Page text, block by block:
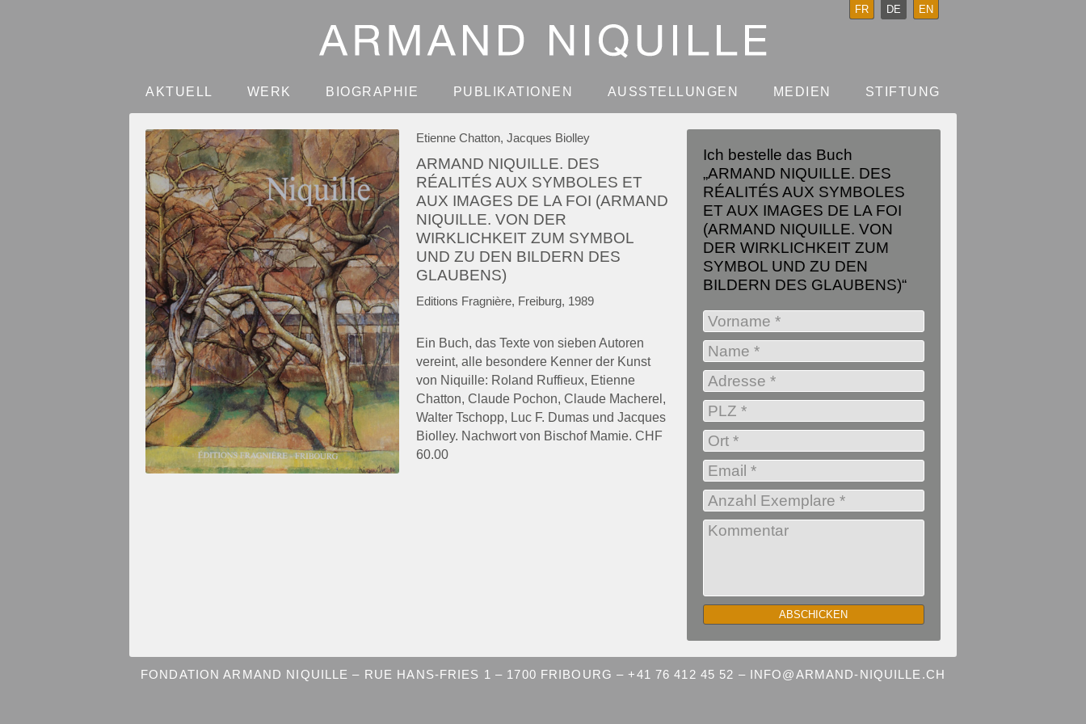
AKTUELL WERK BIOGRAPHIE PUBLIKATIONEN AUSSTELLUNGEN MEDIEN STIFTUNG
FR DE EN
Etienne Chatton, Jacques Biolley
ARMAND NIQUILLE. DES
RÉALITÉS AUX SYMBOLES ET
AUX IMAGES DE LA FOI (ARMAND
NIQUILLE. VON DER
WIRKLICHKEIT ZUM SYMBOL
UND ZU DEN BILDERN DES
GLAUBENS)
Editions Fragnière, Freiburg, 1989
Ein Buch, das Texte von sieben Autoren
vereint, alle besondere Kenner der Kunst
von Niquille: Roland Ruffieux, Etienne
Chatton, Claude Pochon, Claude Macherel,
Walter Tschopp, Luc F. Dumas und Jacques
Biolley. Nachwort von Bischof Mamie. CHF
60.00
Ich bestelle das Buch
„ARMAND NIQUILLE. DES
RÉALITÉS AUX SYMBOLES
ET AUX IMAGES DE LA FOI
(ARMAND NIQUILLE. VON
DER WIRKLICHKEIT ZUM
SYMBOL UND ZU DEN
BILDERN DES GLAUBENS)“
FONDATION ARMAND NIQUILLE – RUE HANS-FRIES 1 – 1700 FRIBOURG – +41 76 412 45 52 – INFO@ARMAND-NIQUILLE.CH